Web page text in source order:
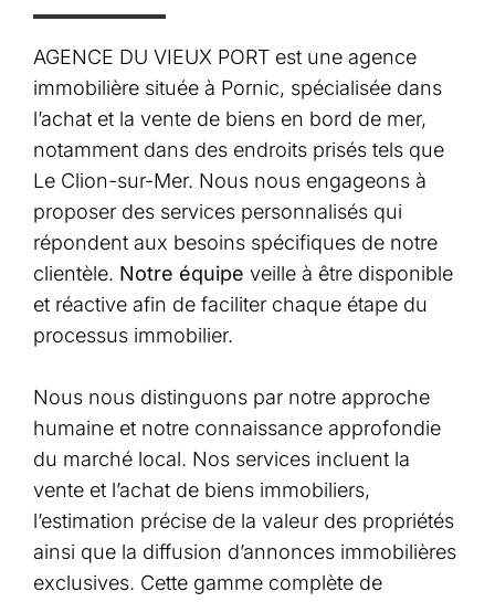
AGENCE DU VIEUX PORT est une agence
immobilière située à Pornic, spécialisée dans
l’achat et la vente de biens en bord de mer,
notamment dans des endroits prisés tels que
Le Clion-sur-Mer. Nous nous engageons à
proposer des services personnalisés qui
répondent aux besoins spécifiques de notre
clientèle. Notre équipe veille à être disponible
et réactive afin de faciliter chaque étape du
processus immobilier.
Nous nous distinguons par notre approche
humaine et notre connaissance approfondie
du marché local. Nos services incluent la
vente et l’achat de biens immobiliers,
l’estimation précise de la valeur des propriétés
ainsi que la diffusion d’annonces immobilières
exclusives. Cette gamme complète de